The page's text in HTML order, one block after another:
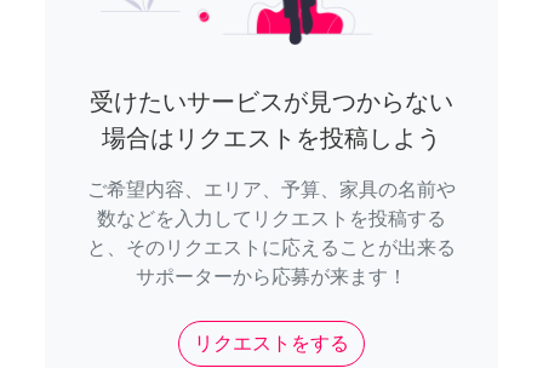
受けたいサービスが見つからない
場合はリクエストを投稿しよう
ご希望内容、エリア、予算、家具の名前や
数などを入力してリクエストを投稿する
と、そのリクエストに応えることが出来る
サポーターから応募が来ます！
リクエストをする